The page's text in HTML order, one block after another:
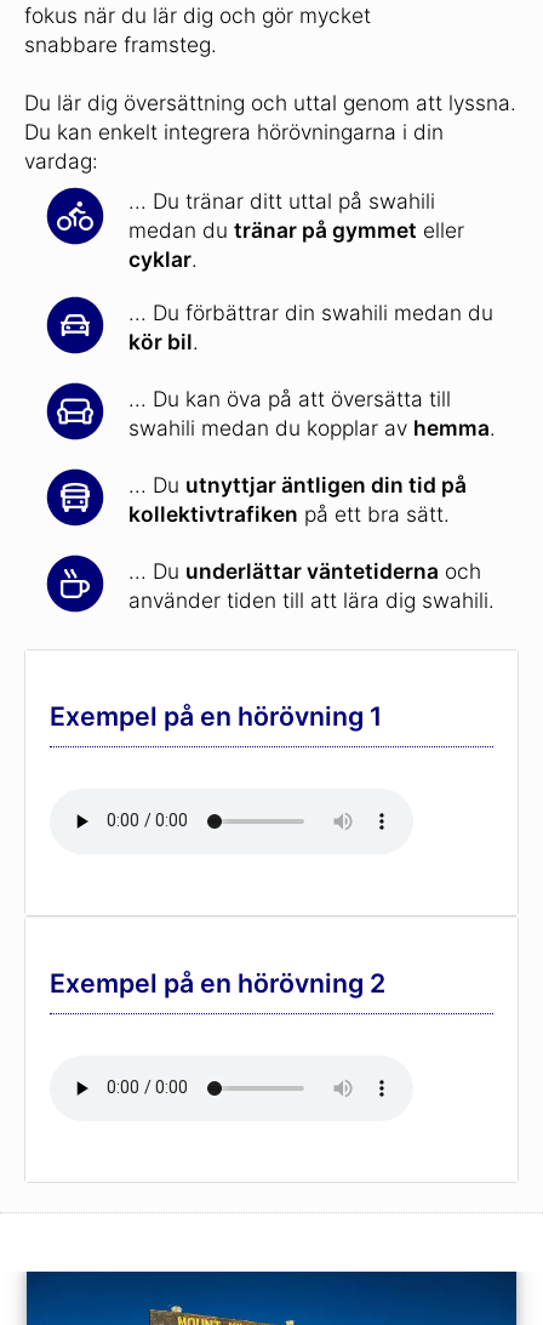
fokus när du lär dig och gör mycket
snabbare framsteg.
Du lär dig översättning och uttal genom att lyssna.
Du kan enkelt integrera hörövningarna i din
vardag:
... Du tränar ditt uttal på swahili
medan du tränar på gymmet eller
cyklar.
... Du förbättrar din swahili medan du
kör bil.
... Du kan öva på att översätta till
swahili medan du kopplar av hemma.
... Du utnyttjar äntligen din tid på
kollektivtrafiken på ett bra sätt.
... Du underlättar väntetiderna och
använder tiden till att lära dig swahili.
Exempel på en hörövning 1
Exempel på en hörövning 2